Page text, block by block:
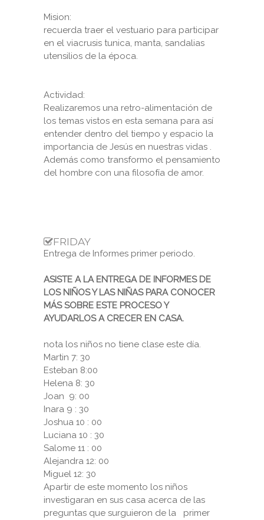
Mision:
recuerda traer el vestuario para participar
en el viacrusis tunica, manta, sandalias
utensilios de la época.
Actividad:
Realizaremos una retro-alimentación de
los temas vistos en esta semana para así
entender dentro del tiempo y espacio la
importancia de Jesús en nuestras vidas .
Además como transformo el pensamiento
del hombre con una filosofía de amor.
FRIDAY
Entrega de Informes primer periodo.
ASISTE A LA ENTREGA DE INFORMES DE
LOS NIÑOS Y LAS NIÑAS PARA CONOCER
MÁS SOBRE ESTE PROCESO Y
AYUDARLOS A CRECER EN CASA.
nota los niños no tiene clase este día.
Martin 7: 30
Esteban 8:00
Helena 8: 30
Joan 9: 00
Inara 9 : 30
Joshua 10 : 00
Luciana 10 : 30
Salome 11 : 00
Alejandra 12: 00
Miguel 12: 30
Apartir de este momento los niños
investigaran en sus casa acerca de las
preguntas que surguieron de la primer